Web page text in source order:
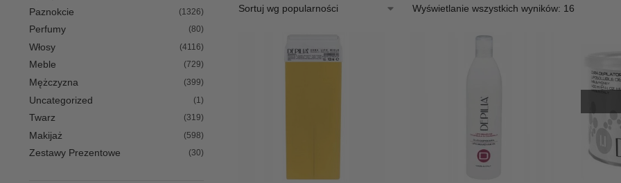
Wyświetlanie wszystkich wyników: 16
Paznokcie (1326)
Perfumy (80)
Włosy (4116)
Meble (729)
Mężczyzna (399)
Uncategorized (1)
Twarz (319)
Makijaż (598)
Zestawy Prezentowe (30)